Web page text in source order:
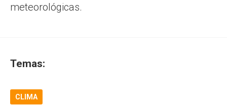
meteorológicas.
Temas:
CLIMA